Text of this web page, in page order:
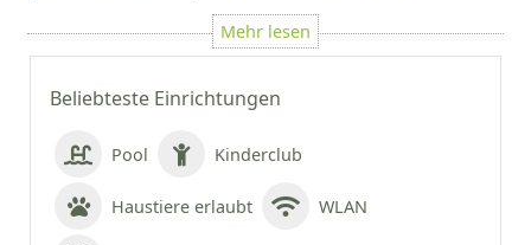
Beliebteste Einrichtungen
Pool Kinderclub
Haustiere erlaubt WLAN